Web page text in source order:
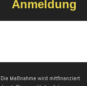
Die Maßnahme wird mitfinanziert